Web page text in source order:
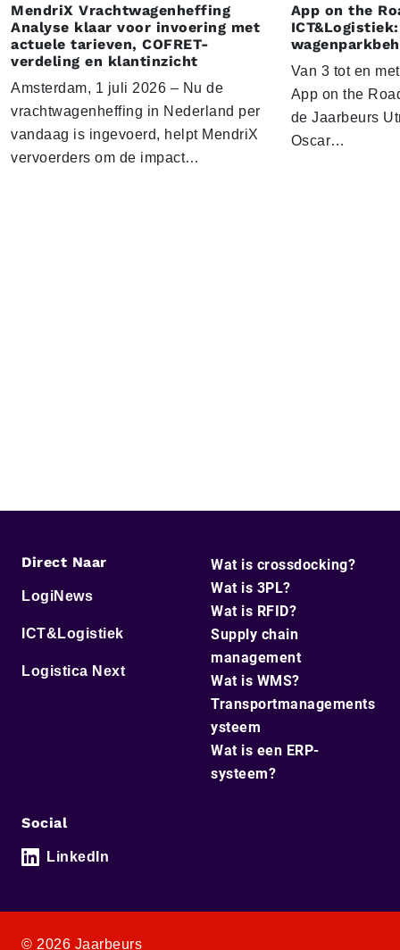
MendriX Vrachtwagenheffing
Analyse klaar voor invoering met
actuele tarieven, COFRET-
verdeling en klantinzicht
Amsterdam, 1 juli 2026 – Nu de
vrachtwagenheffing in Nederland per
vandaag is ingevoerd, helpt MendriX
vervoerders om de impact…
App on the
Van 3 tot en
App on the
de Jaarbeurs
Oscar…
Direct Naar
LogiNews
ICT&Logistiek
Logistica Next
Wat is crossdocking?
Wat is 3PL?
Wat is RFID?
Supply chain
management
Wat is WMS?
Transportmanagements
ysteem
Wat is een ERP-
systeem?
Social
LinkedIn
© 2026 Jaarbeurs